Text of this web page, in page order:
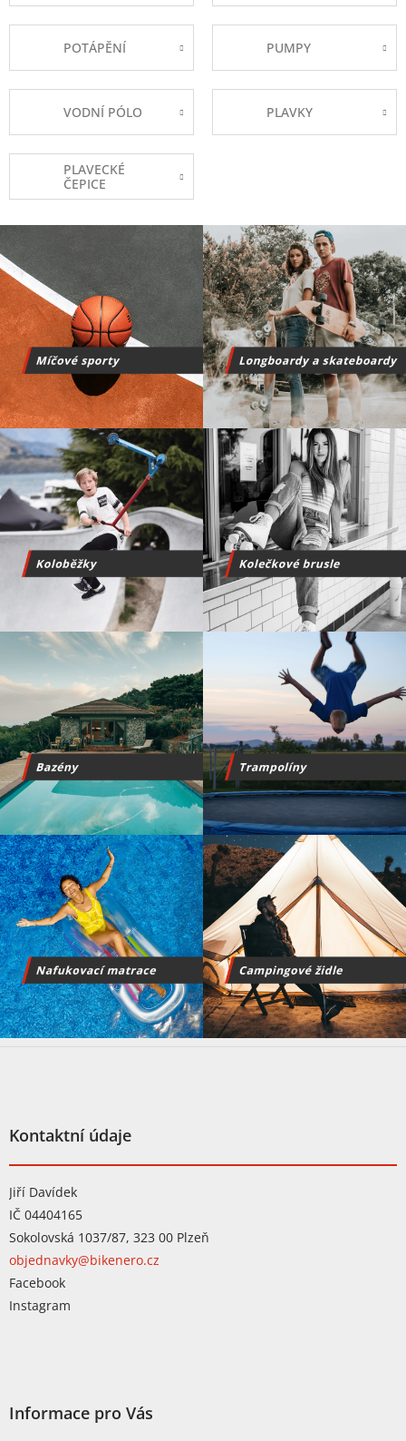
POTÁPĚNÍ PUMPY
VODNÍ PÓLO PLAVKY
PLAVECKÉ
ČEPICE
Kontaktní údaje
Jiří Davídek
IČ 04404165
Sokolovská 1037/87, 323 00 Plzeň
objednavky@bikenero.cz
Facebook
Instagram
Informace pro Vás